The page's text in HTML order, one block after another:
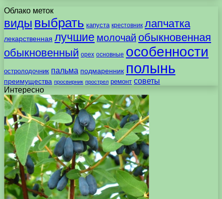
Облако меток
виды выбрать капуста крестовник лапчатка
лекарственная лучшие молочай обыкновенная
обыкновенный орех основные особенности
остролодочник пальма подмаренник полынь
преимущества просвирник прострел ремонт советы
Интересно